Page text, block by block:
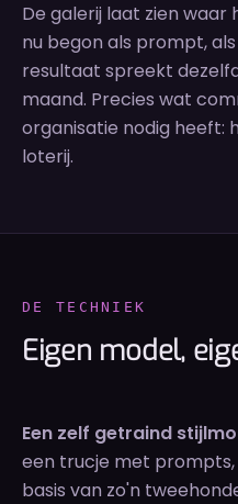
De galerij laat zien
nu begon als prompt,
resultaat spreekt
maand. Precies wat
organisatie nodig heeft:
loterij.
DE TECHNIEK
Eigen model,
Een zelf getraind
een trucje met
basis van zo'n